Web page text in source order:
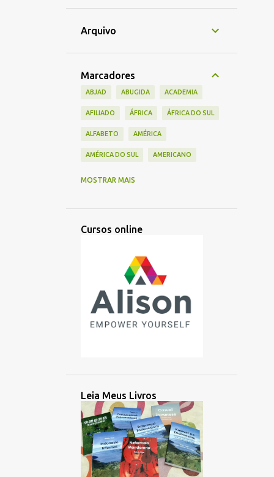
Arquivo
Marcadores
ABJAD ABUGIDA ACADEMIA
AFILIADO ÁFRICA ÁFRICA DO SUL
ALFABETO AMÉRICA
AMÉRICA DO SUL AMERICANO
ARTIST
ÁSIA CENTRAL ÁSIA ORIENTAL
ATIVIDADE AUDIÇÃO AUDIO
AULA AUSTRONÉSIA
BATANES BAYBAYIN BILINGUE
BOLÍVIA BRAHMI BRASIL
BRITÂNICO BRUNEI BUSUU
CAMBOJA CANADÁ CANADENSE
MOSTRAR MAIS
Cursos online
Leia Meus Livros